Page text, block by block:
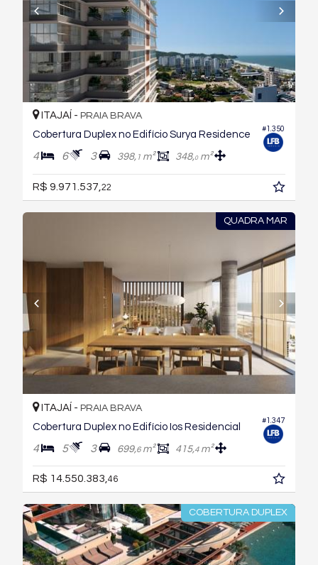
#1.350
ITAJAÍ - PRAIA BRAVA
Cobertura Duplex no Edifício Surya Residence
4 6 3 398, 1 m² 348,0m²
R$ 9.971.537,22
QUADRA MAR
#1.347
ITAJAÍ - PRAIA BRAVA
Cobertura Duplex no Edifício Ios Residencial
4 5 3 699,6m² 415,4m²
R$ 14.550.383, 46
COBERTURA DUPLEX